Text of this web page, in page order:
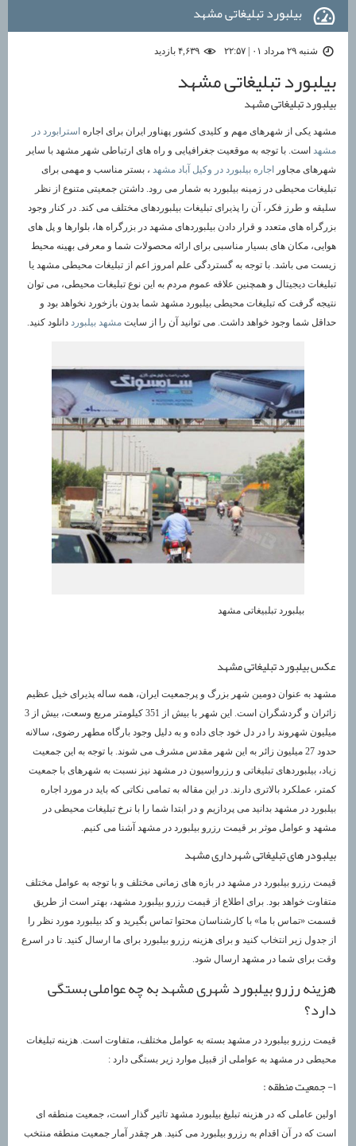
بیلبورد تبلیغاتی مشهد
شنبه ۲۹ مرداد ۰۱ | ۲۲:۵۷
بیلبورد تبلیغاتی مشهد
بیلبورد تبلیغاتی مشهد
مشهد یکی از شهرهای مهم و کلیدی کشور پهناور ایران برای اجاره استرابورد در
مشهد است. با توجه به موقعیت جغرافیایی و راه های ارتباطی شهر مشهد با سایر
شهرهای مجاور
اجاره بیلبورد در وکیل آباد مشهد ، بستر مناسب و مهمی برای
تبلیغات محیطی در زمینه بیلبورد به شمار می رود. داشتن جمعیتی متنوع از نظر
سلیقه و طرز فکر، آن را پذیرای تبلیغات بیلبوردهای مختلف می کند. در کنار وجود
بزرگراه های متعدد و قرار دادن بیلبوردهای مشهد در بزرگراه ها، بلوارها و پل های
هوایی، مکان های بسیار مناسبی برای ارائه محصولات شما و معرفی بهینه محیط
زیست می باشد. با توجه به گستردگی علم امروز اعم از تبلیغات محیطی مشهد یا
تبلیغات دیجیتال و همچنین علاقه عموم مردم به این نوع تبلیغات محیطی، می توان
نتیجه گرفت که تبلیغات محیطی بیلبورد مشهد شما بدون بازخورد نخواهد بود و
حداقل شما وجود خواهد داشت. می توانید آن را از سایت مشهد بیلبورد دانلود کنید.
بیلبورد تبلبیغاتی مشهد
عکس بیلبورد تبلیغاتی مشهد
مشهد به عنوان دومین شهر بزرگ و پرجمعیت ایران، همه ساله پذیرای خیل عظیم
زائران و گردشگران است. این شهر با بیش از 351 کیلومتر مربع وسعت، بیش از 3
میلیون شهروند را در دل خود جای داده و به دلیل وجود بارگاه مطهر رضوی، سالانه
حدود 27 میلیون زائر به این شهر مقدس مشرف می شوند. با توجه به این جمعیت
زیاد، بیلبوردهای تبلیغاتی و رزرواسیون در مشهد نیز نسبت به شهرهای با جمعیت
کمتر، عملکرد بالاتری دارند. در این مقاله به تمامی نکاتی که باید در مورد اجاره
بیلبورد در مشهد بدانید می پردازیم و در ابتدا شما را با نرخ تبلیغات محیطی در
مشهد و عوامل موثر بر قیمت رزرو بیلبورد در مشهد آشنا می کنیم.
بیلبودر های تبلیغاتی شهرداری مشهد
قیمت رزرو بیلبورد در مشهد در بازه های زمانی مختلف و با توجه به عوامل مختلف
متفاوت خواهد بود. برای اطلاع از قیمت رزرو بیلبورد مشهد، بهتر است از طریق
قسمت «تماس با ما» با کارشناسان محتوا تماس بگیرید و کد بیلبورد مورد نظر را
از جدول زیر انتخاب کنید و برای هزینه رزرو بیلبورد برای ما ارسال کنید. تا در اسرع
وقت برای شما در مشهد ارسال شود.
هزینه رزرو بیلبورد شهری مشهد به چه عواملی بستگی
دارد؟
قیمت رزرو بیلبورد در مشهد بسته به عوامل مختلف، متفاوت است. هزینه تبلیغات
محیطی در مشهد به عواملی از قبیل موارد زیر بستگی دارد :
۱- جمعیت منطقه :
اولین عاملی که در هزینه تبلیغ بیلبورد مشهد تاثیر گذار است، جمعیت منطقه ای
است که در آن اقدام به رزرو بیلبورد می کنید. هر چقدر آمار جمعیت منطقه منتخب